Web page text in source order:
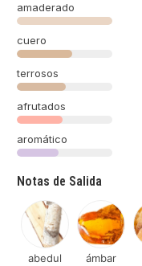
amaderado
cuero
terrosos
afrutados
aromático
Notas de Salida
abedul ámbar